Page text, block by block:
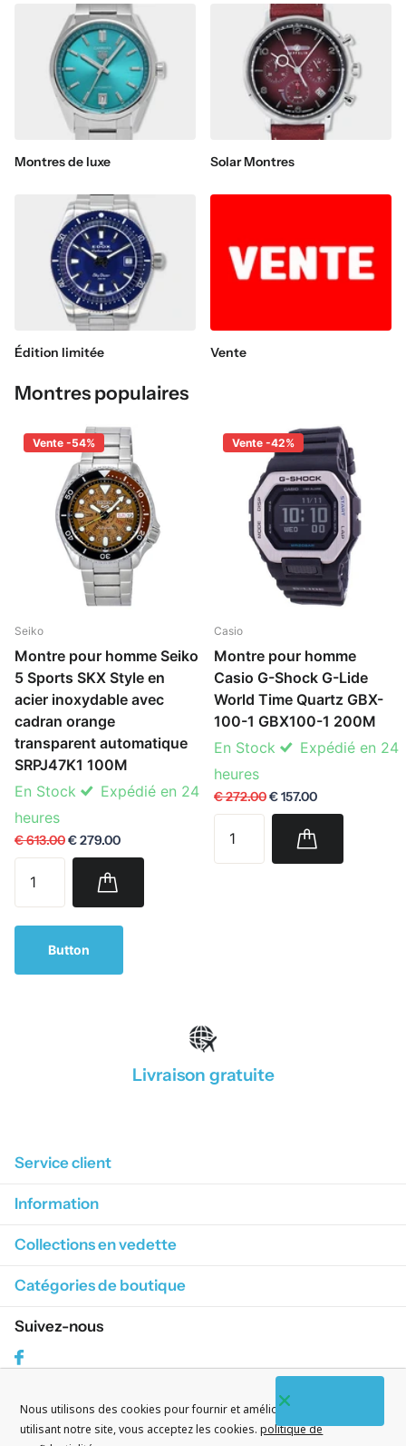
Montres de luxe Solar Montres
Édition limitée Vente
Montres populaires
Vente -54%
Seiko
Montre pour homme Seiko
5 Sports SKX Style en
acier inoxydable avec
cadran orange
transparent automatique
SRPJ47K1 100M
En Stock
Expédié en 24
heures
€ 613.00€ 279.00
Vente -42%
Casio
Montre pour homme
Casio G-Shock G-Lide
World Time Quartz GBX-
100-1 GBX100-1 200M
En Stock
Expédié en 24
heures
€ 272.00€ 157.00
Button
Livraison gratuite
Service client
Information
Collections en vedette
Catégories de boutique
Suivez-nous
S'abonner à nos courriels
Nous utilisons des cookies pour fournir et améliorer nos services. En
utilisant notre site, vous acceptez les cookies. politique de